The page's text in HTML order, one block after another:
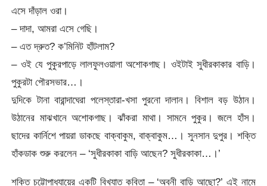
এসে দাঁড়াল ওরা।
– দাদা, আমরা এসে গেছি।
– এত দ্রুত? ক’মিনিট হাঁটলাম?
– ওই যে পুকুরপাড়ে লালফুলওয়ালা অশোকগাছ। ওইটাই সুধীরকাকার বাড়ি।
পুকুরটা পৌরসভার…।
দুদিকে টানা বারান্দাঘেরা পলেস্তারা-খসা পুরনো দালান। বিশাল বড় উঠান।
উঠানের মাঝখানে অশোকগাছ। ঝাঁকরা মাথা। সামনে পুকুর। জলে হাঁস।
ছাদের কার্নিশে পায়রা ডাকছে বাক্বাকুম, বাক্বাকুম…। সুনসান দুপুর। শক্তি
হাঁকডাক শুরু করলেন – ‘সুধীরকাকা বাড়ি আছেন? সুধীরকাকা…।’
শক্তি চট্টোপাধ্যায়ের একটি বিখ্যাত কবিতা – ‘অবনী বাড়ি আছো?’ এই নামে